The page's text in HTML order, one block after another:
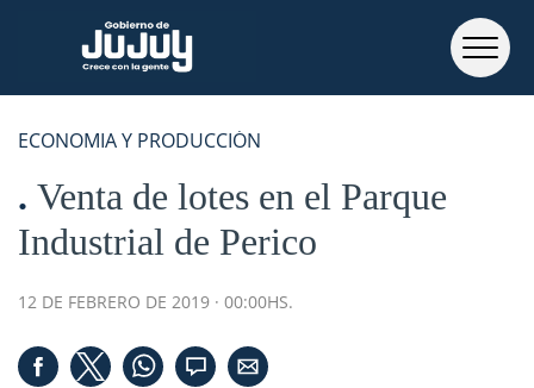
ECONOMIA Y PRODUCCIÓN
Venta de lotes en el Parque
Industrial de Perico
12 DE FEBRERO DE 2019 · 00:00HS.